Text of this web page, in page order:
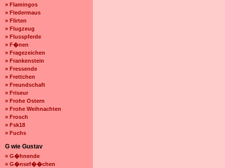
» Flamingos
» Fledermaus
» Flirten
» Flugzeug
» Flusspferde
» F�nen
» Fragezeichen
» Frankenstein
» Fressende
» Frettchen
» Freundschaft
» Friseur
» Frohe Ostern
» Frohe Weihnachten
» Frosch
» Fsk18
» Fuchs
G wie Gustav
» G�hnende
» G�nsef��chen